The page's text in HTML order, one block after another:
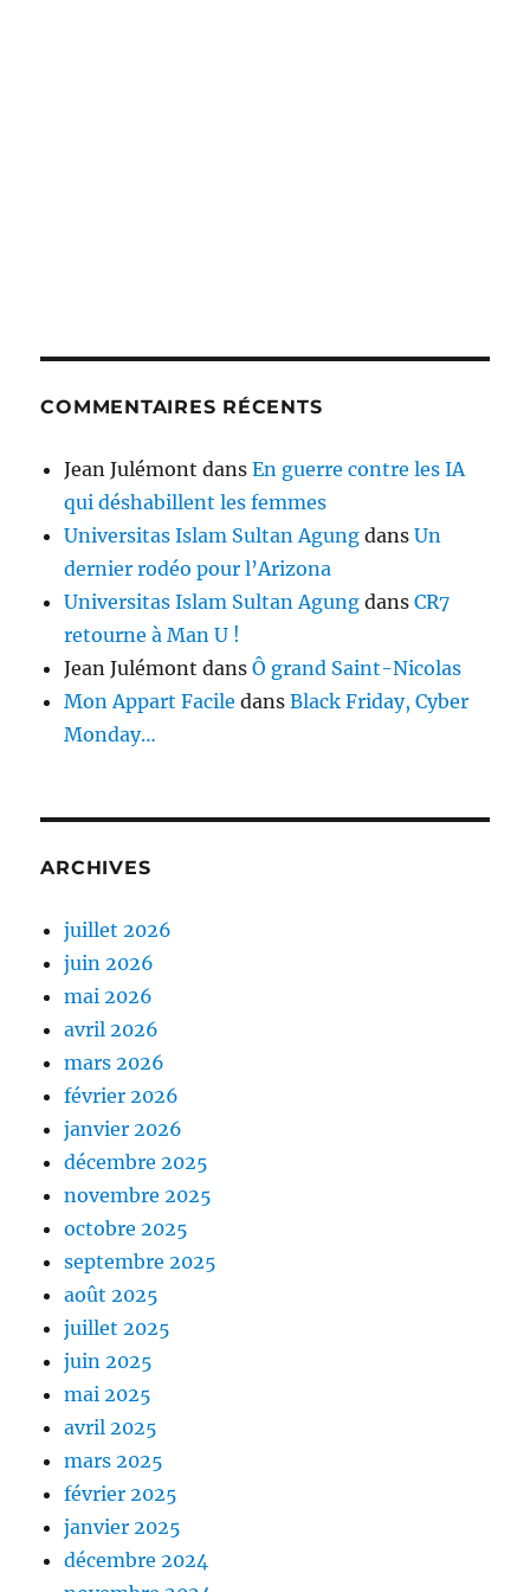
COMMENTAIRES RÉCENTS
Jean Julémont dansEn guerre contre les IA
qui déshabillent les femmes
Universitas Islam Sultan Agung dansUn
dernier rodéo pour l’Arizona
Universitas Islam Sultan Agung dansCR7
retourne à Man U !
Jean Julémont dansÔ grand Saint-Nicolas
Mon Appart Facile dansBlack Friday, Cyber
Monday…
ARCHIVES
juillet 2026
juin 2026
mai 2026
avril 2026
mars 2026
février 2026
janvier 2026
décembre 2025
novembre 2025
octobre 2025
septembre 2025
août 2025
juillet 2025
juin 2025
mai 2025
avril 2025
mars 2025
février 2025
janvier 2025
décembre 2024